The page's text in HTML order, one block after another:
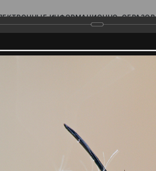
ИНФОРМАЦИОННО-
Поволжья